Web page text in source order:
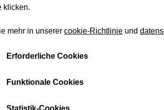
Öle
und Taschen
Handtücher
Seife und
Eleganz in jedem Tropfen
Parfums der französischen Marke
und in Frankreich sorgfältig
ml-Sprühflaschen wählen - perfekt für Ihre
klicken.
mehr in unserer cookie-Richtlinie und
Erforderliche Cookies
Funktionale Cookies
Statistik-Cookies